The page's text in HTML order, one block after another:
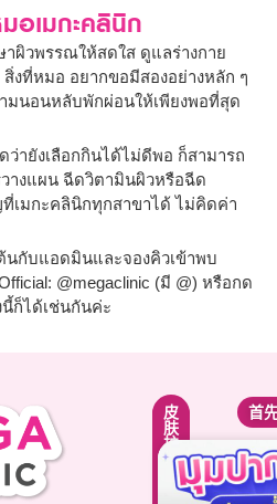
เมกะคลินิก
าผิวพรรณให้สดใส ดูแลร่างกาย
งที่หมอ อยากขอมีสองอย่างหลัก ๆ
มนอนหลับพักผ่อนให้เพียงพอที่สุด
ว่ายังเลือกกินได้ไม่ดีพอ ก็สามารถ
วางแผน ฉีดวิตามินผิวหรือฉีด
เมกะคลินิกทุกสาขาได้ ไม่คิดค่า
นกับแอดมินและจองคิวเข้าพบ
@megaclinic (มี @) หรือกด
ก็ได้เช่นกันค่ะ
面
部
轮
廓
调
整
紧
致
提
升
疗
程
皮
肤
护
理
疗
程
首